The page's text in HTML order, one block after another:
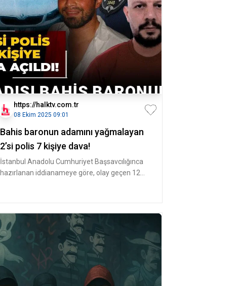
https://halktv.com.tr
08 Ekim 2025 09:01
Bahis baronun adamını yağmalayan
2’si polis 7 kişiye dava!
İstanbul Anadolu Cumhuriyet Başsavcılığınca
hazırlanan iddianameye göre, olay geçen 12